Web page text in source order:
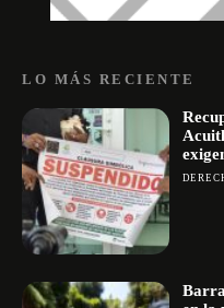
LO MÁS RECIENTE